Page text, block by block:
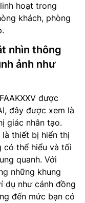
hoạt trong
khách, phòng
nhìn thông
ảnh như
được
đây được xem là
giác nhân tạo.
thiết bị hiển thị
có thể hiểu và tối
quanh. Với
những khung
dụ như cánh đồng
đến mức bạn có